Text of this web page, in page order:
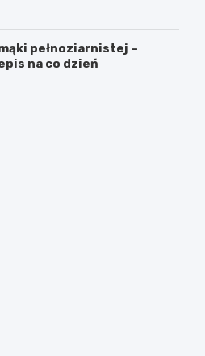
pełnoziarnistej –
na co dzień